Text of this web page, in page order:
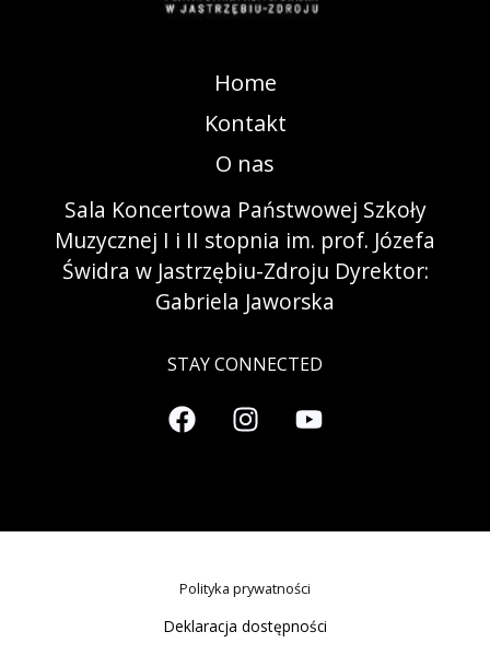
Home
Kontakt
O nas
Sala Koncertowa Państwowej Szkoły
Muzycznej I i II stopnia im. prof. Józefa
Świdra w Jastrzębiu-Zdroju Dyrektor:
Gabriela Jaworska
STAY CONNECTED
Polityka prywatności
Deklaracja dostępności